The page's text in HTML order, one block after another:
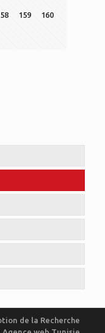
159 160
de la Recherche